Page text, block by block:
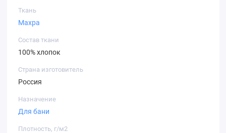
Ткань
Махра
Состав ткани
100% хлопок
Страна изготовитель
Россия
Назначение
Для бани
Плотность, г/м2